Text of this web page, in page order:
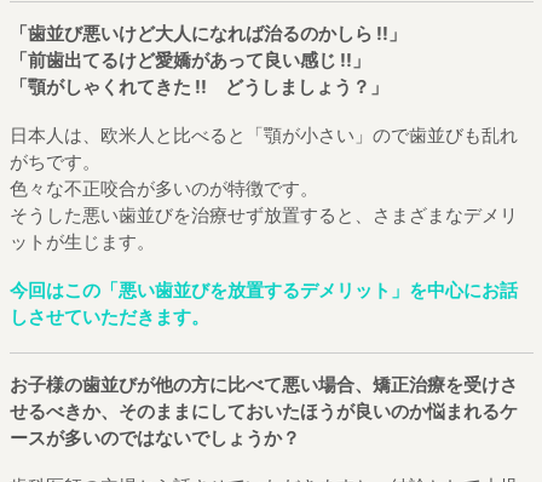
「歯並び悪いけど大人になれば治るのかしら !!」
「前歯出てるけど愛嬌があって良い感じ !!」
「顎がしゃくれてきた !! どうしましょう？」
日本人は、欧米人と比べると「顎が小さい」ので歯並びも乱れ
がちです。
色々な不正咬合が多いのが特徴です。
そうした悪い歯並びを治療せず放置すると、さまざまなデメリ
ットが生じます。
今回はこの「悪い歯並びを放置するデメリット」を中心にお話
しさせていただきます。
お子様の歯並びが他の方に比べて悪い場合、矯正治療を受けさ
せるべきか、そのままにしておいたほうが良いのか悩まれるケ
ースが多いのではないでしょうか？